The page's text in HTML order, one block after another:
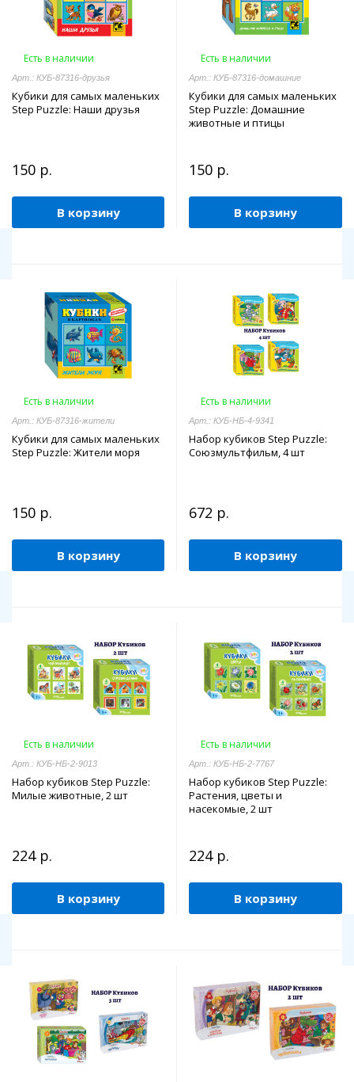
Есть в наличии
Арт.: КУБ-87316-друзья
Кубики для самых маленьких
Step Puzzle: Наши друзья
150 р.
В корзину
Есть в наличии
Арт.: КУБ-87316-домашние
Кубики для самых маленьких
Step Puzzle: Домашние
животные и птицы
150 р.
В корзину
Есть в наличии
Арт.: КУБ-87316-жители
Кубики для самых маленьких
Step Puzzle: Жители моря
150 р.
В корзину
Есть в наличии
Арт.: КУБ-НБ-4-9341
Набор кубиков Step Puzzle:
Союзмультфильм, 4 шт
672 р.
В корзину
Есть в наличии
Арт.: КУБ-НБ-2-9013
Набор кубиков Step Puzzle:
Милые животные, 2 шт
224 р.
В корзину
Есть в наличии
Арт.: КУБ-НБ-2-7767
Набор кубиков Step Puzzle:
Растения, цветы и
насекомые, 2 шт
224 р.
В корзину